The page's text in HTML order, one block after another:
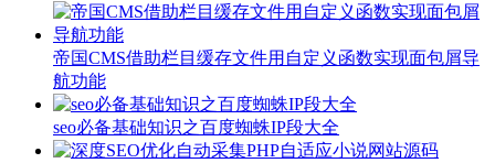
帝国CMS借助栏目缓存文件用自定义函数实现面包屑导
航功能
seo必备基础知识之百度蜘蛛IP段大全